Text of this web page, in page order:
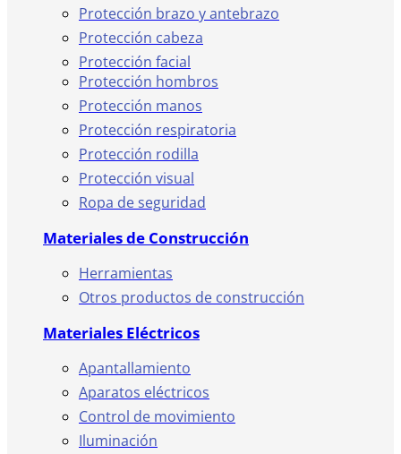
Protección brazo y antebrazo
Protección cabeza
Protección facial
Protección hombros
Protección manos
Protección respiratoria
Protección rodilla
Protección visual
Ropa de seguridad
Materiales de Construcción
Herramientas
Otros productos de construcción
Materiales Eléctricos
Apantallamiento
Aparatos eléctricos
Control de movimiento
Iluminación